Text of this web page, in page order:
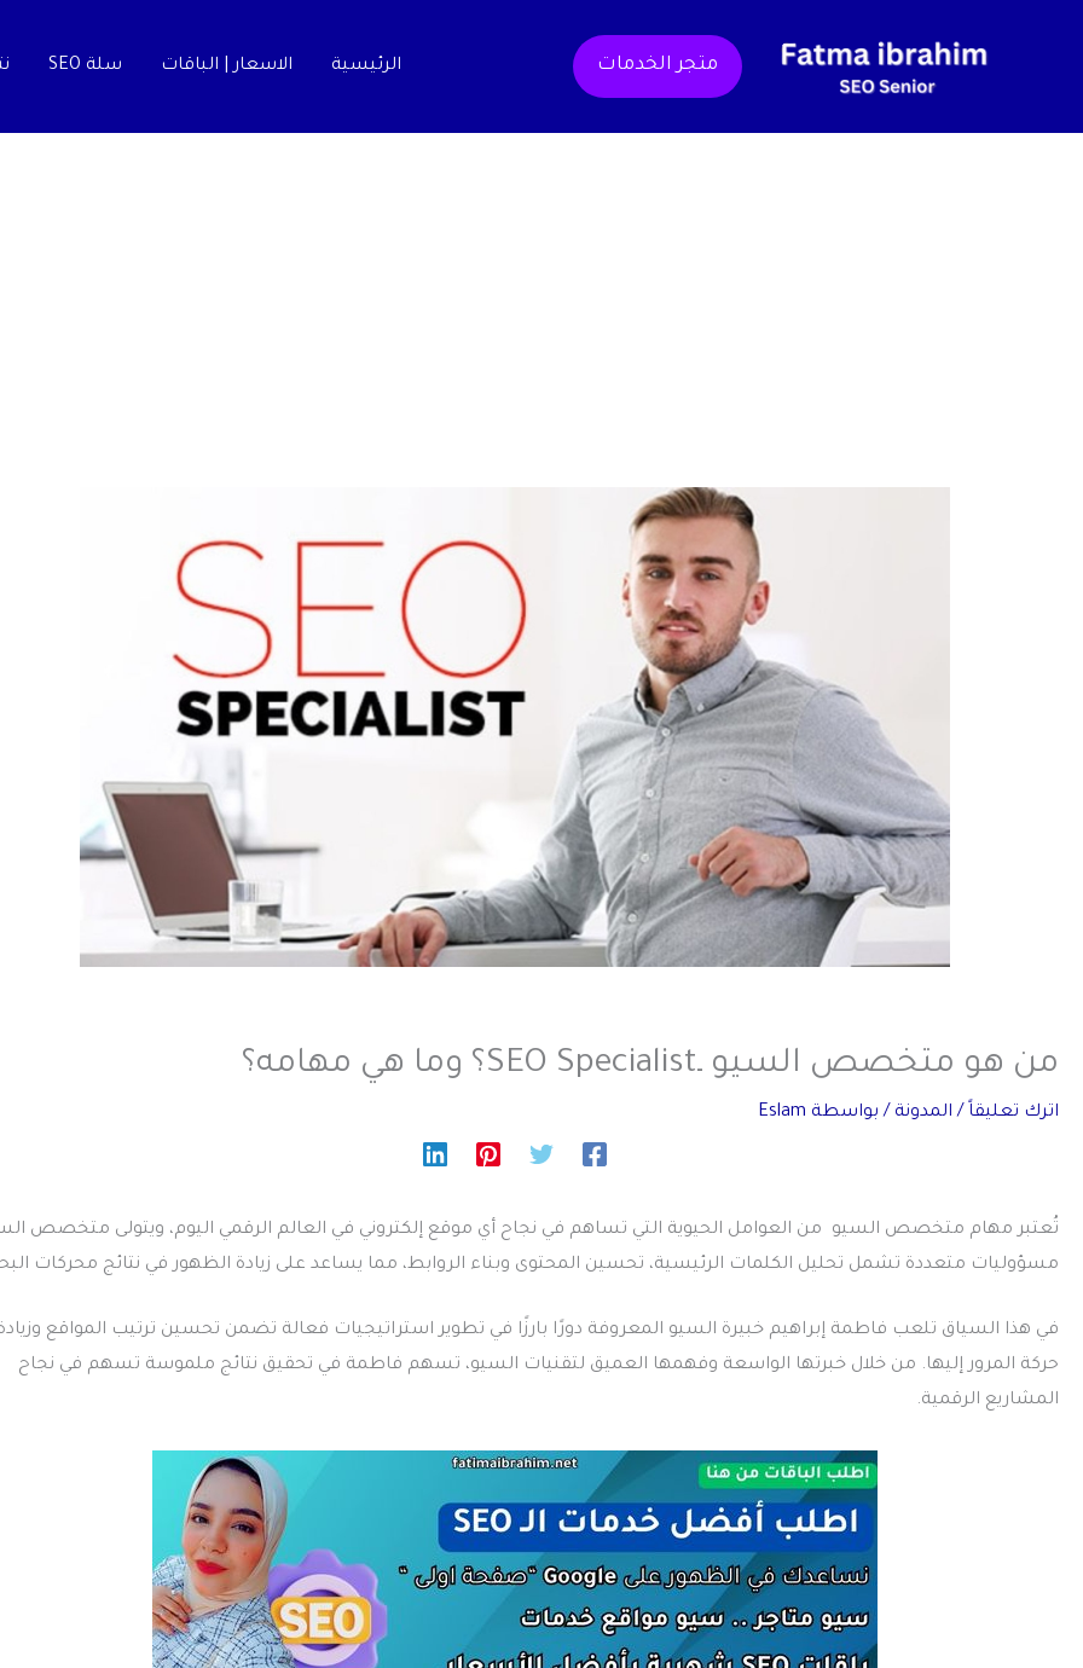
متجر الخدمات الرئيسية الاسعار | الباقات سلة SEO
من هو متخصص السيو ـSEO Specialist؟ وما هي مهامه؟
اترك تعليقاً / المدونة / بواسطة Eslam
تُعتبر مهام متخصص السيو من العوامل الحيوية التي تساهم في نجاح أي موقع إلكتروني في العالم الرقمي اليوم، ويتولى متخصص
مسؤوليات متعددة تشمل تحليل الكلمات الرئيسية، تحسين المحتوى وبناء الروابط، مما يساعد على زيادة الظهور في نتائج محركات
في هذا السياق تلعب فاطمة إبراهيم خبيرة السيو المعروفة دورًا بارزًا في تطوير استراتيجيات فعالة تضمن تحسين ترتيب المواقع
حركة المرور إليها. من خلال خبرتها الواسعة وفهمها العميق لتقنيات السيو، تسهم فاطمة في تحقيق نتائج ملموسة تسهم في نجاح
المشاريع الرقمية.